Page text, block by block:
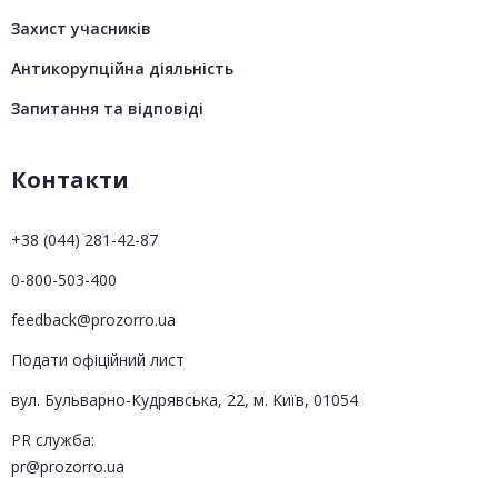
Захист учасників
Антикорупційна діяльність
Запитання та відповіді
Контакти
+38 (044) 281-42-87
0-800-503-400
feedback@prozorro.ua
Подати офіційний лист
вул. Бульварно-Кудрявська, 22, м. Київ, 01054
PR служба:
pr@prozorro.ua